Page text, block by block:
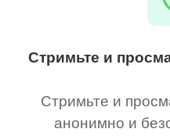
Стримьте и
Стримьте и
анонимно и